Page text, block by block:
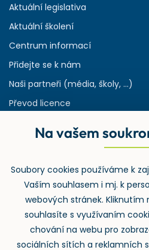
Aktuální legislativa
Aktuální školení
Centrum informací
Přidejte se k nám
Naši partneři (média, školy, ...)
Převod licence
Rejstřík používaných zkratek v
Zpětný odběr
Na vašem
Soubory cookies používáme k
Vaším souhlasem i mj. k
webových stránek. Kliknutím
souhlasíte s využívaním
chování na webu pro
sociálních sítích a reklamních